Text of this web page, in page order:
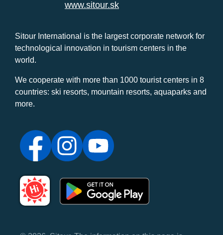
www.sitour.sk
Sitour International is the largest corporate network for
technological innovation in tourism centers in the
world.
We cooperate with more than 1000 tourist centers in 8
countries: ski resorts, mountain resorts, aquaparks and
more.